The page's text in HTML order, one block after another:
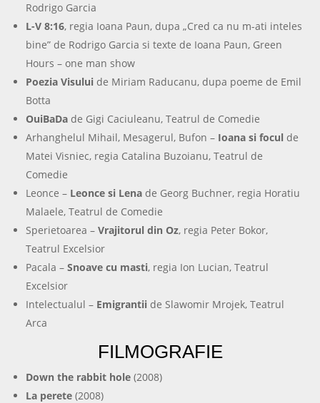
Rodrigo Garcia
L-V 8:16, regia Ioana Paun, dupa „Cred ca nu m-ati inteles
bine” de Rodrigo Garcia si texte de Ioana Paun, Green
Hours – one man show
Poezia Visului de Miriam Raducanu, dupa poeme de Emil
Botta
OuiBaDa de Gigi Caciuleanu, Teatrul de Comedie
Arhanghelul Mihail, Mesagerul, Bufon – Ioana si focul de
Matei Visniec, regia Catalina Buzoianu, Teatrul de
Comedie
Leonce – Leonce si Lena de Georg Buchner, regia Horatiu
Malaele, Teatrul de Comedie
Sperietoarea –Vrajitorul din Oz, regia Peter Bokor,
Teatrul Excelsior
Pacala –Snoave cu masti, regia Ion Lucian, Teatrul
Excelsior
Intelectualul – Emigrantii de Slawomir Mrojek, Teatrul
Arca
FILMOGRAFIE
Down the rabbit hole (2008)
La perete (2008)